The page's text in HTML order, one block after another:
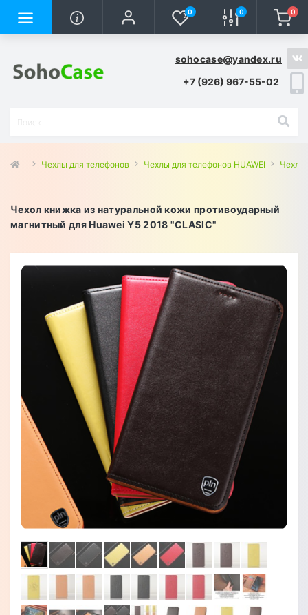
0 0 0
sohocase@yandex.ru
+7 (926) 967-55-02
Чехлы для телефонов Чехлы для телефонов HUAWEI Чехлы
Чехол книжка из натуральной кожи противоударный
магнитный для Huawei Y5 2018 "CLASIC"